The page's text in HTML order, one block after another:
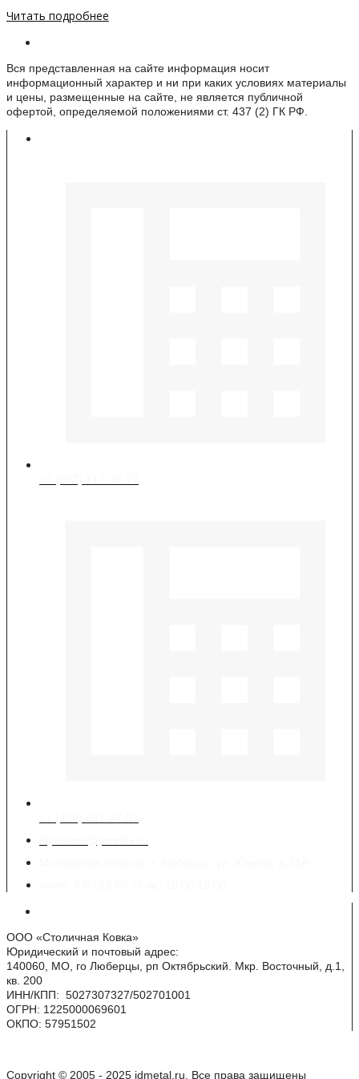
Читать подробнее
Вся представленная на сайте информация носит
информационный характер и ни при каких условиях материалы
и цены, размещенные на сайте, не является публичной
офертой, определяемой положениями ст. 437 (2) ГК РФ.
ООО «Столичная Ковка»
Юридический и почтовый адрес:
140060, МО, го Люберцы, рп Октябрьский. Мкр. Восточный, д.1,
кв. 200
ИНН/КПП: 5027307327/502701001
ОГРН: 1225000069601
ОКПО: 57951502
Copyright © 2005 - 2025 idmetal.ru. Все права защищены